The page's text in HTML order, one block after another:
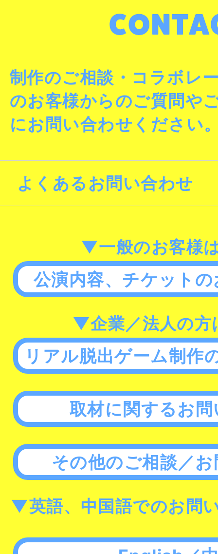
制作のご相談・コラボレ
のお客様からのご質問や
にお問い合わせください
よくあるお問い合わせ
▼一般のお客様
公演内容、チケット
▼企業／法人の方
リアル脱出ゲーム制作
取材に関するお
その他のご相談／
▼英語、中国語でのお問